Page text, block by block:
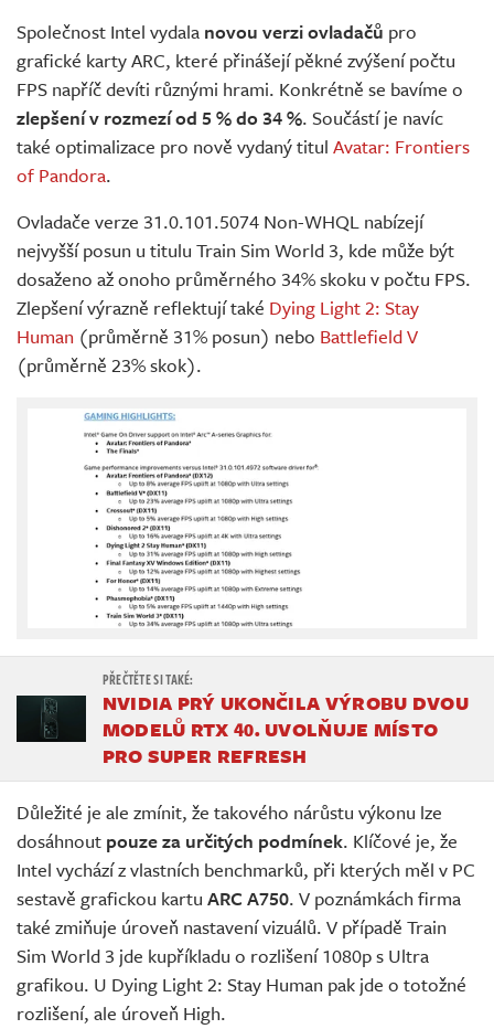
Živě
Společnost Intel vydala novou verzi ovladačů pro
grafické karty ARC, které přinášejí pěkné zvýšení počtu
FPS napříč devíti různými hrami. Konkrétně se bavíme o
zlepšení v rozmezí od 5 % do 34 %. Součástí je navíc
také optimalizace pro nově vydaný titul Avatar: Frontiers
of Pandora.
Ovladače verze 31.0.101.5074 Non-WHQL nabízejí
nejvyšší posun u titulu Train Sim World 3, kde může být
dosaženo až onoho průměrného 34% skoku v počtu FPS.
Zlepšení výrazně reflektují také Dying Light 2: Stay
Human (průměrně 31% posun) nebo Battlefield V
(průměrně 23% skok).
NVIDIA PRÝ UKONČILA VÝROBU DVOU
MODELŮ RTX 40. UVOLŇUJE MÍSTO
PRO SUPER REFRESH
Důležité je ale zmínit, že takového nárůstu výkonu lze
dosáhnout pouze za určitých podmínek. Klíčové je, že
Intel vychází z vlastních benchmarků, při kterých měl v PC
sestavě grafickou kartu ARC A750. V poznámkách firma
také zmiňuje úroveň nastavení vizuálů. V případě Train
Sim World 3 jde kupříkladu o rozlišení 1080p s Ultra
grafikou. U Dying Light 2: Stay Human pak jde o totožné
rozlišení, ale úroveň High.